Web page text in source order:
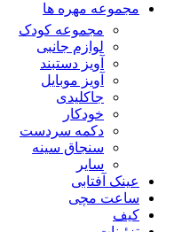
مجموعه مهره ها
مجموعه کودک
لوازم جانبی
آویز دستبند
آویز موبایل
جاکلیدی
خودکار
دکمه سردست
سنجاق سینه
سایر
عینک آفتابی
ساعت مچی
کیف